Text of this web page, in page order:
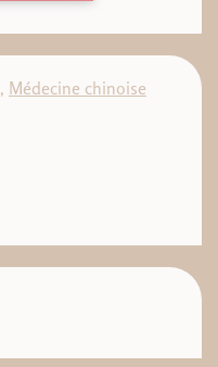
, Médecine chinoise